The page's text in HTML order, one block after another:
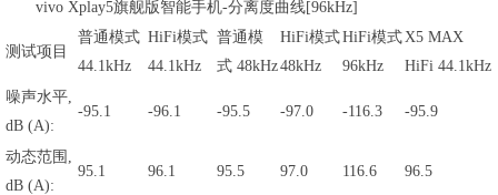
vivo Xplay5旗舰版智能手机-分离度曲线[96kHz]
测试项目
普通模式
44.1kHz
HiFi模式
44.1kHz
普通模
式 48kHz
HiFi模式
48kHz
HiFi模式
96kHz
X5 MAX
HiFi 44.1kHz
噪声水平,
dB (A):
-95.1 -96.1 -95.5 -97.0 -116.3 -95.9
动态范围,
dB (A):
95.1 96.1 95.5 97.0 116.6 96.5